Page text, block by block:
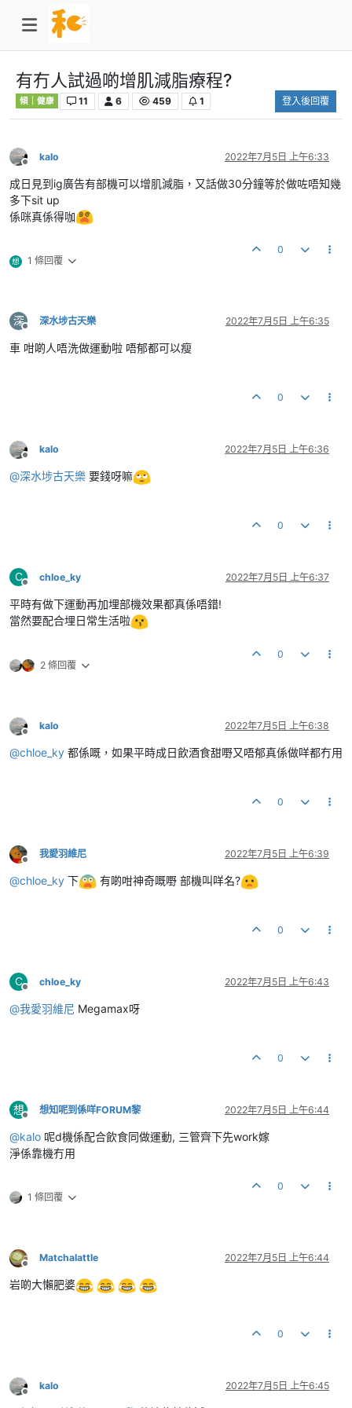
有冇人試過啲增肌減脂療程?
傾｜健康 11 6 459 1 登入後回覆
離線
kalo 2022年7月5日 上午6:33
成日見到ig廣告有部機可以增肌減脂，又話做30分鐘等於做咗唔知幾
多下sit up
係咪真係得咖
想 1 條回覆
0
深
離線
深水埗古天樂 2022年7月5日 上午6:35
車 咁啲人唔洗做運動啦 唔郁都可以瘦
0
離線
kalo 2022年7月5日 上午6:36
@深水埗古天樂 要錢呀嘛
0
C
離線
chloe_ky 2022年7月5日 上午6:37
平時有做下運動再加埋部機效果都真係唔錯!
當然要配合埋日常生活啦
2 條回覆
0
離線
kalo 2022年7月5日 上午6:38
@chloe_ky 都係嘅，如果平時成日飲酒食甜嘢又唔郁真係做咩都冇用
0
離線
我愛羽維尼 2022年7月5日 上午6:39
@chloe_ky 下 有啲咁神奇嘅嘢 部機叫咩名?
0
C
離線
chloe_ky 2022年7月5日 上午6:43
@我愛羽維尼 Megamax呀
0
想
離線
想知呢到係咩FORUM黎 2022年7月5日 上午6:44
@kalo 呢d機係配合飲食同做運動, 三管齊下先work嫁
淨係靠機冇用
1 條回覆
0
離線
Matchalattle 2022年7月5日 上午6:44
岩啲大懶肥婆
0
離線
kalo 2022年7月5日 上午6:45